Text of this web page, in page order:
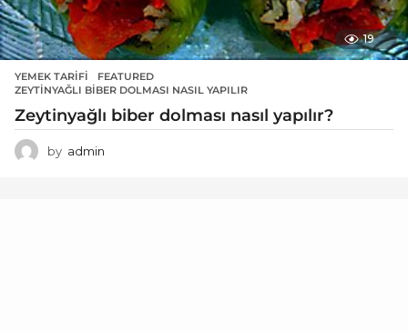
19
YEMEK TARIFI FEATURED
ZEYTINYAĞLI BIBER DOLMASI NASIL YAPILIR
Zeytinyağlı biber dolması nasıl yapılır?
by admin